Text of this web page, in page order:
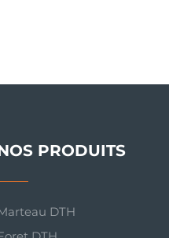
PRODUITS
DTH